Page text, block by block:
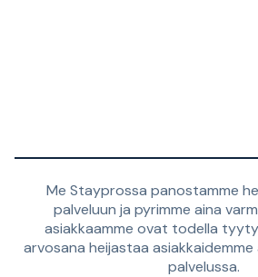
Me Stayprossa panostamme
palveluun ja pyrimme aina
asiakkaamme ovat todella
arvosana heijastaa
palvelussa.